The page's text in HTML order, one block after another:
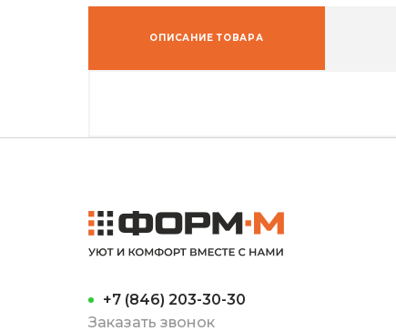
ОПИСАНИЕ ТОВАРА
+7 (846) 203-30-30
Заказать звонок